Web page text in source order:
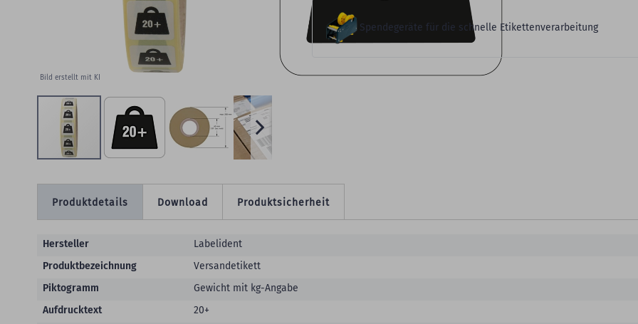
Bild erstellt mit KI
Spendegeräte für die schnelle Etikettenverarbeitung
Produktdetails
Produktdetails
Hersteller
Labelident
Produktbezeichnung
Versandetikett
Piktogramm
Gewicht mit kg-Angabe
Aufdrucktext
20+
Download Produktsicherheit